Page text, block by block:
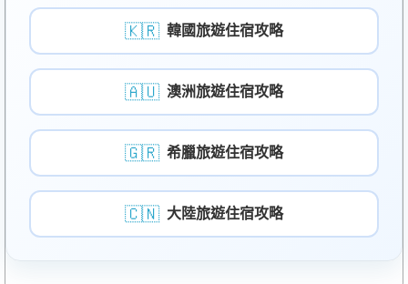
🇰🇷 韓國旅遊住宿攻略
🇦🇺 澳洲旅遊住宿攻略
🇬🇷 希臘旅遊住宿攻略
🇨🇳 大陸旅遊住宿攻略